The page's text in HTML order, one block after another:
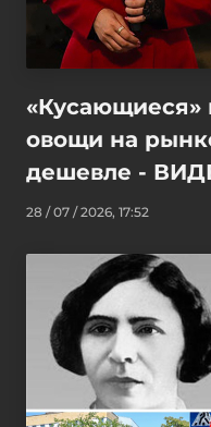
овощи на
дешевле -
28 / 07 / 2026, 17:52